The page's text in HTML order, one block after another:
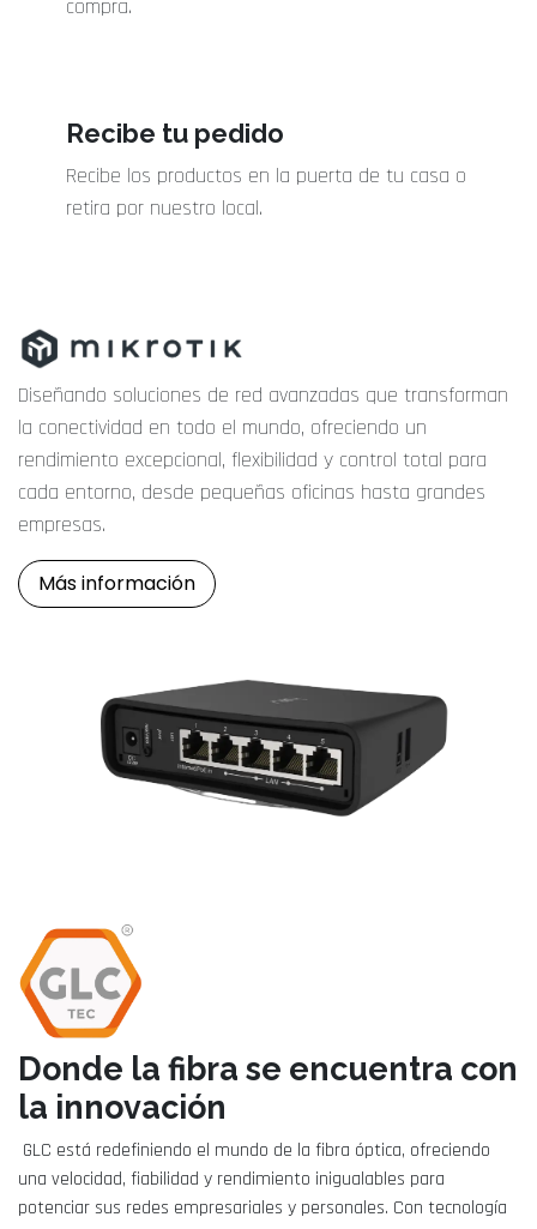
compra.
Recibe tu pedido
Recibe los productos en la puerta de tu casa o
retira por nuestro local.
Diseñando soluciones de red avanzadas que transforman
la conectividad en todo el mundo, ofreciendo un
rendimiento excepcional, flexibilidad y control total para
cada entorno, desde pequeñas oficinas hasta grandes
empresas.
Más información
Donde la fibra se encuentra con
la innovación
GLC está redefiniendo el mundo de la fibra óptica, ofreciendo
una velocidad, fiabilidad y rendimiento inigualables para
potenciar sus redes empresariales y personales. Con tecnología